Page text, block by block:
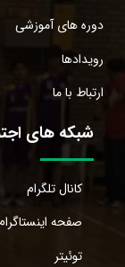
دوره های آموزشی
رویدادها
ارتباط با ما
شبکه های
کانال تلگرام
صفحه
توئیتر